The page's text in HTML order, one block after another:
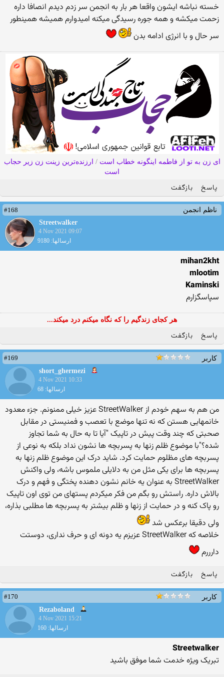
خسته نباشه ایشون واقعا هر بار به انجمن سر زدم دیدم انصافا داره
زحمت میکشه و همه جوره رسیدگی میکنه امیدوارم همیشه همینطور
سر حال و با انرژی ادامه بدن
ای زن به تو از فاطمه اینگونه خطاب است / ارزنده‌ترین زینت زن زیر حجاب
است
پاسخ بازگفت
ناظم انجمن
#168
Streetwalker
4 Nov 2021 09:07
ارسالها: 9180
mihan2kht
mlootim
Kaminski
سپاسگزارم
هر کجای زندگیم را که نگاه میکنم درد میکند...
پاسخ بازگفت
کاربر
#169
short_ghermezi
4 Nov 2021 10:33
ارسالها: 68
من هم به سهم خودم از StreetWalker عزیز خیلی ممنونم. جزء معدود
خانمهایی هستن که نه تنها موضع با تعصب و فمنیستی در مقابل
صحبتی که چند وقت پیش در تاپیک "آیا تا به حال به شما تجاوز
شده؟"با موضوع ظلم زنها به پسربچه ها نشون نداد بلکه به نوعی از
پسربچه های مظلوم حمایت کرد. شاید درک این موضوع ظلم زنها به
پسربچه ها برای یکی مثل من به دلایلی ملموس باشه، ولی واکنش
StreetWalker به عنوان یه خانم نشون دهنده پختگی و فهم و درک
بالاش داره. راستش رو بگم من فکر میکردم پستهای من توی اون تاپیک
رو پاک کنه و در حمایت از زنها و ظلم بیشتر به پسربچه ها مطلبی بذاره،
ولی دقیقا برعکس شد
خلاصه که StreetWalker عزیزم یه دونه ای و حرف نداری، دوستت
دارررم
پاسخ بازگفت
کاربر
#170
Rezaboland
4 Nov 2021 15:21
ارسالها: 160
Streetwalker
تبریک ویژه خدمت شما موفق باشید